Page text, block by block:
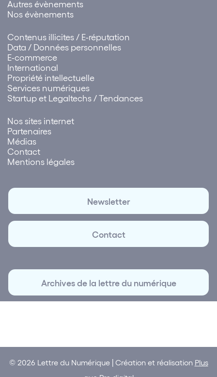
Autres évènements
Nos évènements
Contenus illicites / E-réputation
Data / Données personnelles
E-commerce
International
Propriété intellectuelle
Services numériques
Startup et Legaltechs / Tendances
Nos sites internet
Partenaires
Médias
Contact
Mentions légales
Newsletter
Contact
Archives de la lettre du numérique
© 2026 Lettre du Numérique | Création et réalisation Plus